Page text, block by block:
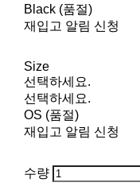
Black (품절)
재입고 알림 신청
Size
선택하세요.
선택하세요.
OS (품절)
재입고 알림 신청
수량